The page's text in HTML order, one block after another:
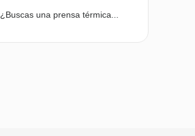
¿Buscas una prensa térmica...